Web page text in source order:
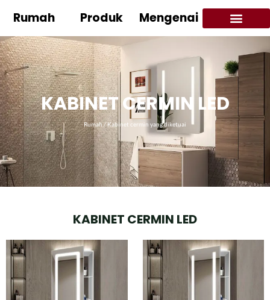
Rumah Produk Mengenai
KABINET CERMIN LED
Rumah/ Kabinet cermin yang diketuai
KABINET CERMIN LED